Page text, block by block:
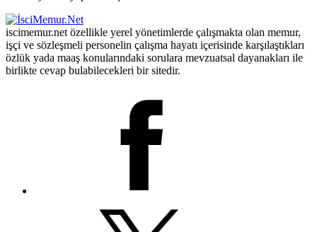
iscimemur.net özellikle yerel yönetimlerde çalışmakta olan memur,
işçi ve sözleşmeli personelin çalışma hayatı içerisinde karşılaştıkları
özlük yada maaş konularındaki sorulara mevzuatsal dayanakları ile
birlikte cevap bulabilecekleri bir sitedir.